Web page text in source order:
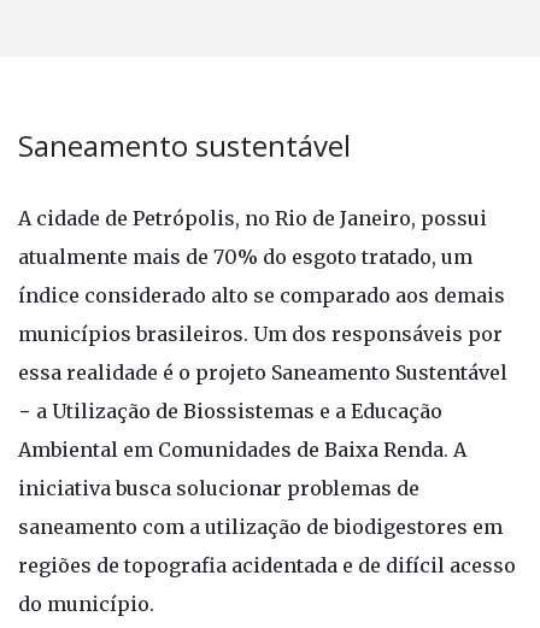
Saneamento sustentável
A cidade de Petrópolis, no Rio de Janeiro, possui
atualmente mais de 70% do esgoto tratado, um
índice considerado alto se comparado aos demais
municípios brasileiros. Um dos responsáveis por
essa realidade é o projeto Saneamento Sustentável
− a Utilização de Biossistemas e a Educação
Ambiental em Comunidades de Baixa Renda. A
iniciativa busca solucionar problemas de
saneamento com a utilização de biodigestores em
regiões de topografia acidentada e de difícil acesso
do município.